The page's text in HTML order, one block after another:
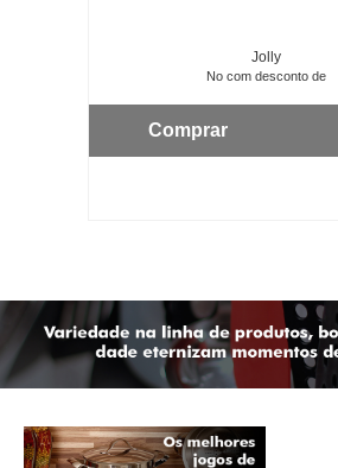
Jolly
No com desconto de
Comprar